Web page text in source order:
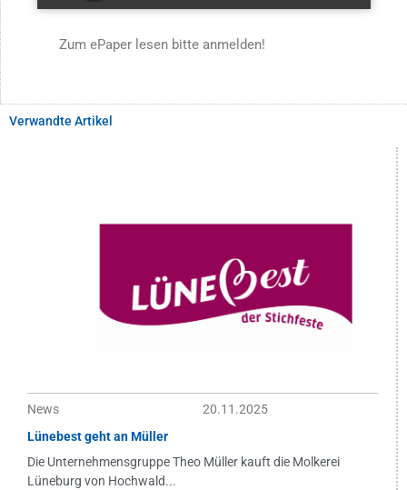
Zum ePaper lesen bitte anmelden!
Verwandte Artikel
News
20.11.2025
Lünebest geht an Müller
Die Unternehmensgruppe Theo Müller kauft die Molkerei
Lüneburg von Hochwald...